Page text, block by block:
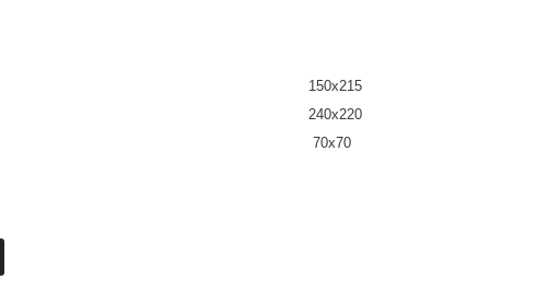
150х215
240х220
70х70